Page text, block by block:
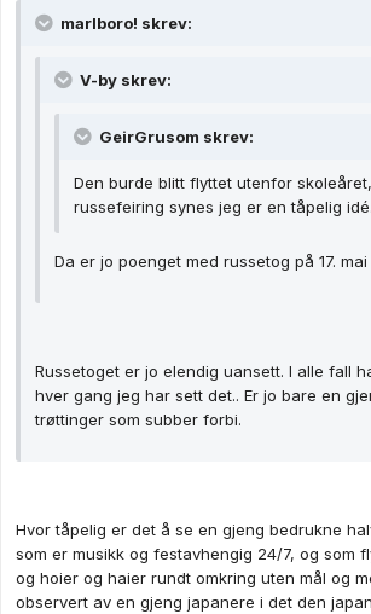
marlboro! skrev:
V-by skrev:
GeirGrusom skrev:
Den burde blitt flyttet utenfor
russefeiring synes jeg er en tåpelig idé.
Da er jo poenget med russetog på 17. mai
Russetoget er jo elendig uansett. I alle fall
hver gang jeg har sett det.. Er jo bare en
trøttinger som subber forbi.
Hvor tåpelig er det å se en gjeng bedrukne
som er musikk og festavhengig 24/7, og som
og hoier og haier rundt omkring uten mål og
observert av en gjeng japanere i det den